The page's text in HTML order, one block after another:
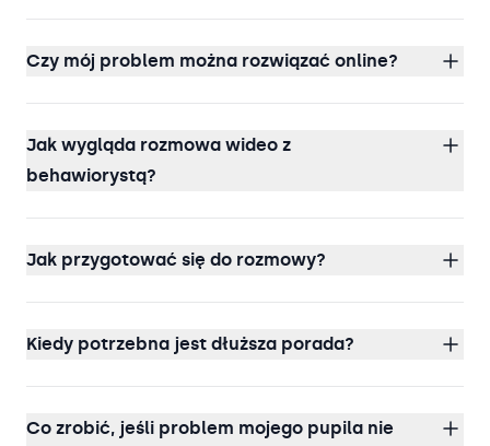
Czy mój problem można rozwiązać online?
Jak wygląda rozmowa wideo z
behawiorystą?
Jak przygotować się do rozmowy?
Kiedy potrzebna jest dłuższa porada?
Co zrobić, jeśli problem mojego pupila nie